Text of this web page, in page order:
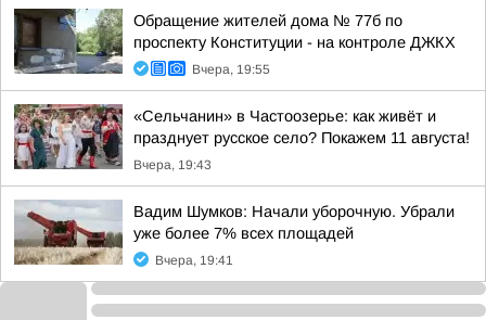
Обращение жителей дома № 77б по
проспекту Конституции - на контроле ДЖКХ
Вчера, 19:55
«Сельчанин» в Частоозерье: как живёт и
празднует русское село? Покажем 11 августа!
Вчера, 19:43
Вадим Шумков: Начали уборочную. Убрали
уже более 7% всех площадей
Вчера, 19:41